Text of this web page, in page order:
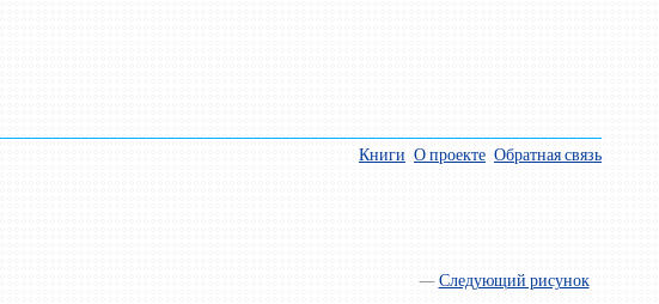
Книги О проекте Обратная связь
—Следующий рисунок